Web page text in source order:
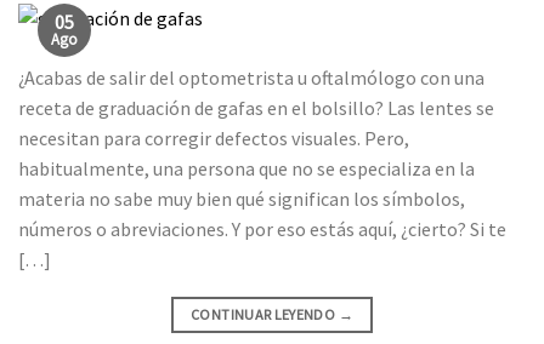
05
Ago
¿Acabas de salir del optometrista u oftalmólogo con una
receta de graduación de gafas en el bolsillo? Las lentes se
necesitan para corregir defectos visuales. Pero,
habitualmente, una persona que no se especializa en la
materia no sabe muy bien qué significan los símbolos,
números o abreviaciones. Y por eso estás aquí, ¿cierto? Si te
[…]
CONTINUAR LEYENDO →